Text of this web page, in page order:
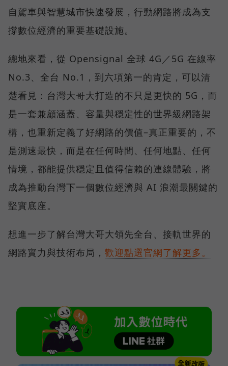
自駕車與智慧城市快速發展，行動網路將成為支
撐數位經濟的重要基礎設施。
總地來看，從 Opensignal 全球 4G／5G 在線率
No.3、全台 No.1，到六項第一的肯定，可以清
楚看見：台灣大哥大打造的不只是更快的 5G，而
是一套兼顧涵蓋、容量與穩定性的世界級網路架
構，也重新定義了好網路的價值–真正重要的，不
是測速最快，而是在任何時間、任何地點、任何
情境，都能提供穩定且值得信賴的連線體驗，將
成為推動台灣下一個數位經濟與 AI 浪潮最關鍵的
堅實底座。
想進一步了解台灣大哥大領先全台、接軌世界的
網路實力與技術布局， 歡迎點選官網了解更多。